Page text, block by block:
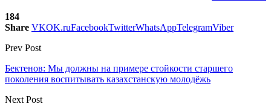
184
Share VKOK.ruFacebookTwitterWhatsAppTelegramViber
Prev Post
Бектенов: Мы должны на примере стойкости старшего
поколения воспитывать казахстанскую молодёжь
Next Post